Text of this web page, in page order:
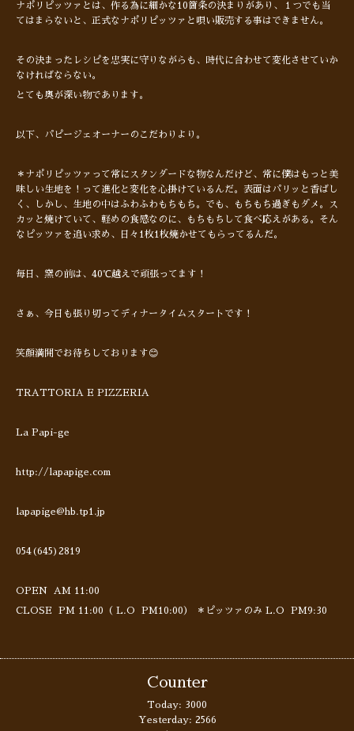
ナポリピッツァとは、作る為に細かな10箇条の決まりがあり、１つでも当
てはまらないと、正式なナポリピッツァと唄い販売する事はできません。
その決まったレシピを忠実に守りながらも、時代に合わせて変化させていか
なければならない。
とても奥が深い物であります。
以下、パピージェオーナーのこだわりより。
＊ナポリピッツァって常にスタンダードな物なんだけど、常に僕はもっと美
味しい生地を！って進化と変化を心掛けているんだ。表面はパリッと香ばし
く、しかし、生地の中はふわふわもちもち。でも、もちもち過ぎもダメ。ス
カッと焼けていて、軽めの食感なのに、もちもちして食べ応えがある。そん
なピッツァを追い求め、日々1枚1枚焼かせてもらってるんだ。
毎日、窯の前は、40℃越えで頑張ってます！
さぁ、今日も張り切ってディナータイムスタートです！
笑顔満開でお待ちしております😊
TRATTORIA E PIZZERIA
La Papi-ge
http://lapapige.com
lapapige@hb.tp1.jp
054(645)2819
OPEN AM 11:00
CLOSE PM 11:00（ L.O PM10:00） ＊ピッツァのみ L.O PM9:30
Counter
Today: 3000
Yesterday: 2566